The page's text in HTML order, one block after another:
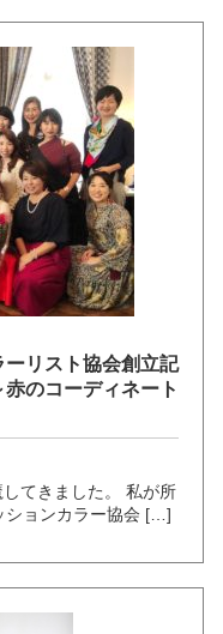
ーリスト協会創立記
のコーディネート
てきました。 私が所
ションカラー協会 […]